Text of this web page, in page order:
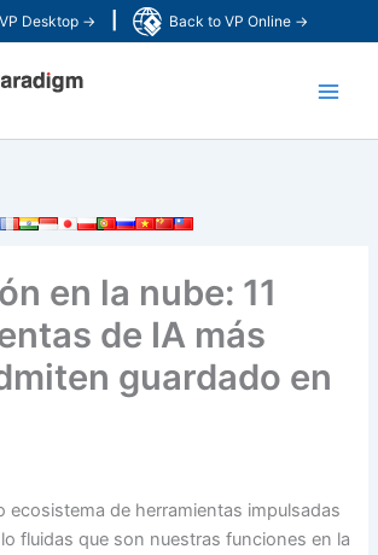
Desktop → Back to VP Online →
en la nube: 11
de IA más
guardado en
ecosistema de herramientas impulsadas
fluidas que son nuestras funciones en la